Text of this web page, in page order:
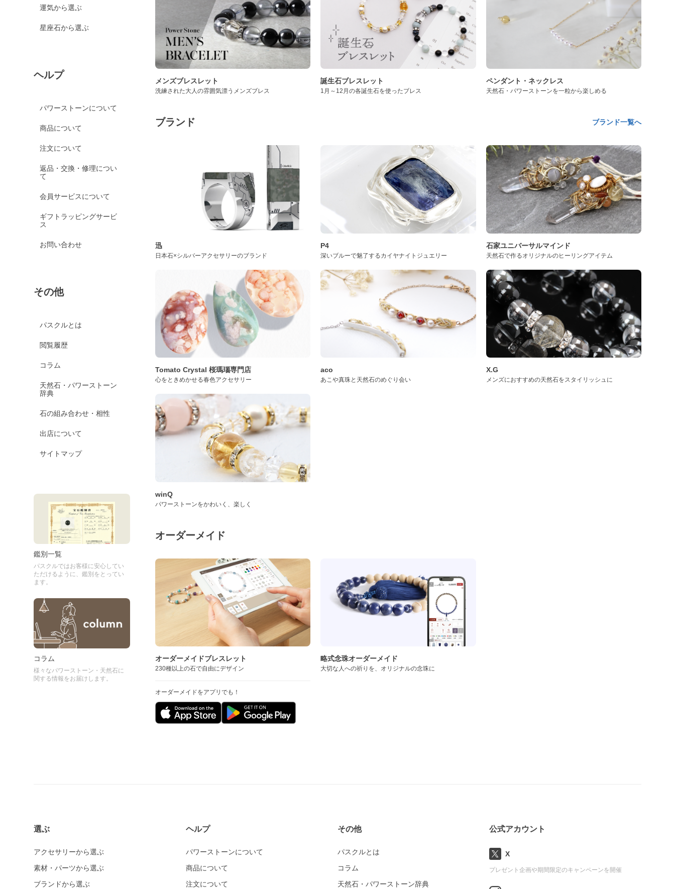
運気から選ぶ
星座石から選ぶ
ヘルプ
パワーストーンについて
商品について
注文について
返品・交換・修理につい
て
会員サービスについて
ギフトラッピングサービ
ス
お問い合わせ
その他
パスクルとは
閲覧履歴
コラム
天然石・パワーストーン
辞典
石の組み合わせ・相性
出店について
サイトマップ
鑑別一覧
パスクルではお客様に安心してい
ただけるように、鑑別をとってい
ます。
コラム
様々なパワーストーン・天然石に
関する情報をお届けします。
メンズブレスレット
洗練された大人の雰囲気漂うメンズブレス
誕生石ブレスレット
1月～12月の各誕生石を使ったブレス
ペンダント・ネックレス
天然石・パワーストーンを一粒から楽しめる
ブランド ブランド一覧へ
迅
日本石×シルバーアクセサリーのブランド
P4
深いブルーで魅了するカイヤナイトジュエリー
石家ユニバーサルマインド
天然石で作るオリジナルのヒーリングアイテム
Tomato Crystal 桜瑪瑙専門店
心をときめかせる春色アクセサリー
aco
あこや真珠と天然石のめぐり会い
X.G
メンズにおすすめの天然石をスタイリッシュに
winQ
パワーストーンをかわいく、楽しく
オーダーメイド
オーダーメイドブレスレット
230種以上の石で自由にデザイン
オーダーメイドをアプリでも！
略式念珠オーダーメイド
大切な人への祈りを、オリジナルの念珠に
選ぶ
アクセサリーから選ぶ
素材・パーツから選ぶ
ブランドから選ぶ
ヘルプ
パワーストーンについて
商品について
注文について
その他
パスクルとは
コラム
天然石・パワーストーン辞典
公式アカウント
X
プレゼント企画や期間限定のキャンペーンを開催